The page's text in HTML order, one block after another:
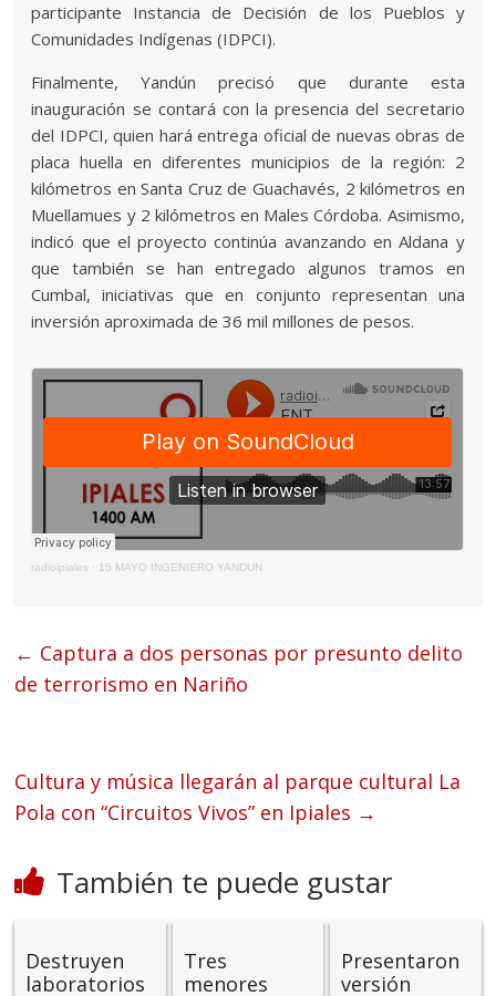
participante Instancia de Decisión de los Pueblos y
Comunidades Indígenas (IDPCI).
Finalmente, Yandún precisó que durante esta
inauguración se contará con la presencia del secretario
del IDPCI, quien hará entrega oficial de nuevas obras de
placa huella en diferentes municipios de la región: 2
kilómetros en Santa Cruz de Guachavés, 2 kilómetros en
Muellamues y 2 kilómetros en Males Córdoba. Asimismo,
indicó que el proyecto continúa avanzando en Aldana y
que también se han entregado algunos tramos en
Cumbal, iniciativas que en conjunto representan una
inversión aproximada de 36 mil millones de pesos.
radioipiales · 15 MAYO INGENIERO YANDUN
← Captura a dos personas por presunto delito
de terrorismo en Nariño
Cultura y música llegarán al parque cultural La
Pola con “Circuitos Vivos” en Ipiales →
También te puede gustar
Destruyen
laboratorios
Tres
menores
Presentaron
versión